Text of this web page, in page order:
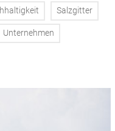
Salzgitter
Unternehmen